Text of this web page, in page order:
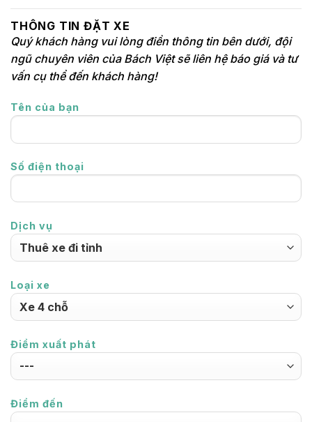
THÔNG TIN ĐẶT XE
Quý khách hàng vui lòng điền thông tin bên dưới, đội
ngũ chuyên viên của Bách Việt sẽ liên hệ báo giá và tư
vấn cụ thể đến khách hàng!
Tên của bạn
Số điện thoại
Dịch vụ
Loại xe
Điểm xuất phát
Điểm đến